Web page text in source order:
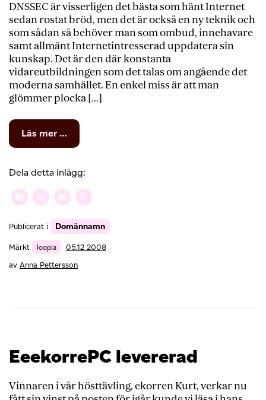
DNSSEC är visserligen det bästa som hänt Internet
sedan rostat bröd, men det är också en ny teknik och
som sådan så behöver man som ombud, innehavare
samt allmänt Internetintresserad uppdatera sin
kunskap. Det är den där konstanta
vidareutbildningen som det talas om angående det
moderna samhället. En enkel miss är att man
glömmer plocka […]
Läs mer …
Kunskapsluckor
Dela detta inlägg:
Facebook
LinkedIn
Email
Publicerat i Domännamn
Märkt loopia
05.12 2008
av Anna Pettersson
EeekorrePC levererad
Vinnaren i vår hösttävling, ekorren Kurt, verkar nu